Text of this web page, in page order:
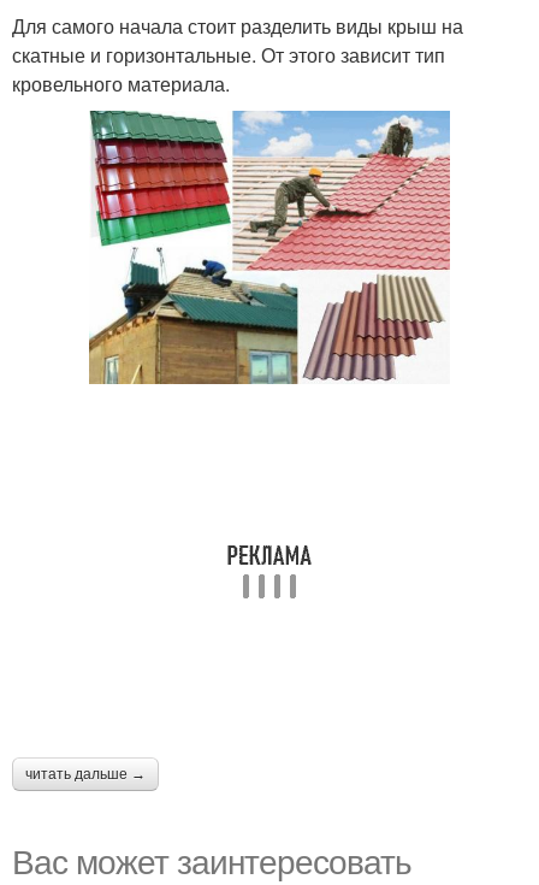
Для самого начала стоит разделить виды крыш на
скатные и горизонтальные. От этого зависит тип
кровельного материала.
читать дальше →
Вас может заинтересовать